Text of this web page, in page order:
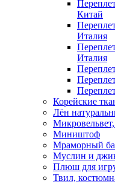
Китай
Италия
Италия
Корейские
Лён
Миништоф
Мраморный
Муслин и
Плюш для
Твил,